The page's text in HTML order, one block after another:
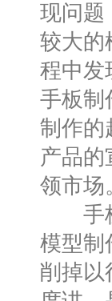
现问题
较大的
程中发
手板制
制作的
产品的
领市场
手板
模型制
削掉以